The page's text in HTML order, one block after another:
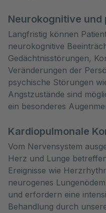
Neurokognitive
Langfristig können
neurokognitive
Gedächtnisstörungen,
Veränderungen der
psychische Störungen
Angstzustände sind
ein besonderes
Kardiopulmonale
Vom Nervensystem
Herz und Lunge
Ereignisse wie
neurogenes
und erfordern eine
Behandlung durch